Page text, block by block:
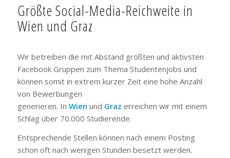
Größte Social-Media-Reichweite in
Wien und Graz
Wir betreiben die mit Abstand größten und aktivsten
Facebook Gruppen zum Thema Studentenjobs und
können somit in extrem kurzer Zeit eine hohe Anzahl
von Bewerbungen
generieren. In Wien und Graz erreichen wir mit einem
Schlag über 70.000 Studierende.
Entsprechende Stellen können nach einem Posting
schon oft nach wenigen Stunden besetzt werden.